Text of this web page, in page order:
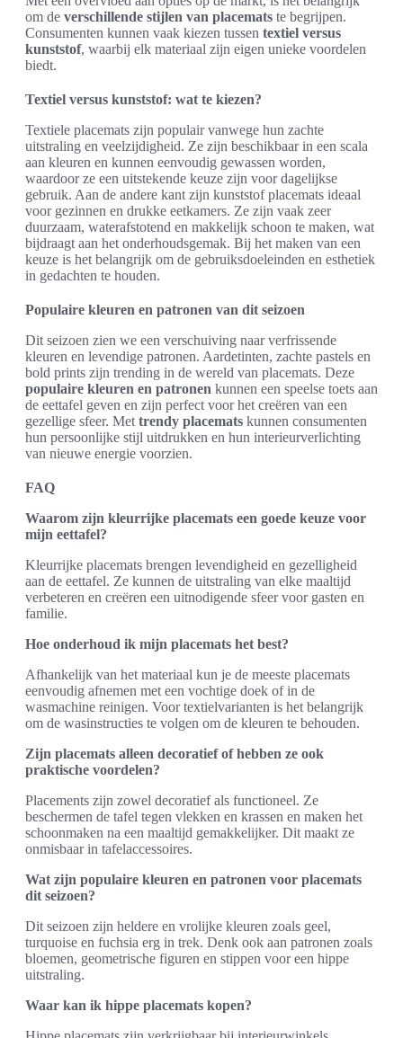
om de verschillende stijlen van placemats te begrijpen.
Consumenten kunnen vaak kiezen tussen textiel versus
kunststof, waarbij elk materiaal zijn eigen unieke voordelen
biedt.
Textiel versus kunststof: wat te kiezen?
Textiele placemats zijn populair vanwege hun zachte
uitstraling en veelzijdigheid. Ze zijn beschikbaar in een scala
aan kleuren en kunnen eenvoudig gewassen worden,
waardoor ze een uitstekende keuze zijn voor dagelijkse
gebruik. Aan de andere kant zijn kunststof placemats ideaal
voor gezinnen en drukke eetkamers. Ze zijn vaak zeer
duurzaam, waterafstotend en makkelijk schoon te maken, wat
bijdraagt aan het onderhoudsgemak. Bij het maken van een
keuze is het belangrijk om de gebruiksdoeleinden en esthetiek
in gedachten te houden.
Populaire kleuren en patronen van dit seizoen
Dit seizoen zien we een verschuiving naar verfrissende
kleuren en levendige patronen. Aardetinten, zachte pastels en
bold prints zijn trending in de wereld van placemats. Deze
populaire kleuren en patronen kunnen een speelse toets aan
de eettafel geven en zijn perfect voor het creëren van een
gezellige sfeer. Met trendy placemats kunnen consumenten
hun persoonlijke stijl uitdrukken en hun interieurverlichting
van nieuwe energie voorzien.
FAQ
Waarom zijn kleurrijke placemats een goede keuze voor
mijn eettafel?
Kleurrijke placemats brengen levendigheid en gezelligheid
aan de eettafel. Ze kunnen de uitstraling van elke maaltijd
verbeteren en creëren een uitnodigende sfeer voor gasten en
familie.
Hoe onderhoud ik mijn placemats het best?
Afhankelijk van het materiaal kun je de meeste placemats
eenvoudig afnemen met een vochtige doek of in de
wasmachine reinigen. Voor textielvarianten is het belangrijk
om de wasinstructies te volgen om de kleuren te behouden.
Zijn placemats alleen decoratief of hebben ze ook
praktische voordelen?
Placements zijn zowel decoratief als functioneel. Ze
beschermen de tafel tegen vlekken en krassen en maken het
schoonmaken na een maaltijd gemakkelijker. Dit maakt ze
onmisbaar in tafelaccessoires.
Wat zijn populaire kleuren en patronen voor placemats
dit seizoen?
Dit seizoen zijn heldere en vrolijke kleuren zoals geel,
turquoise en fuchsia erg in trek. Denk ook aan patronen zoals
bloemen, geometrische figuren en stippen voor een hippe
uitstraling.
Waar kan ik hippe placemats kopen?